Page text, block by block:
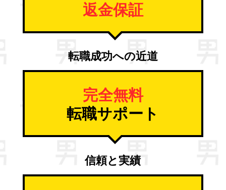
返金保証
転職成功への近道
完全無料
転職サポート
信頼と実績